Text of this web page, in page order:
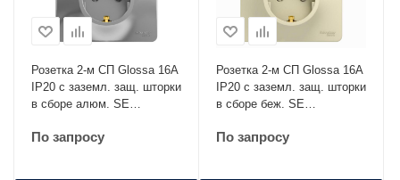
Розетка 2-м СП Glossa 16А
IP20 с заземл. защ. шторки
в сборе алюм. SE
По запросу
Розетка 2-м СП Glossa 16А
IP20 с заземл. защ. шторки
в сборе беж. SE
По запросу